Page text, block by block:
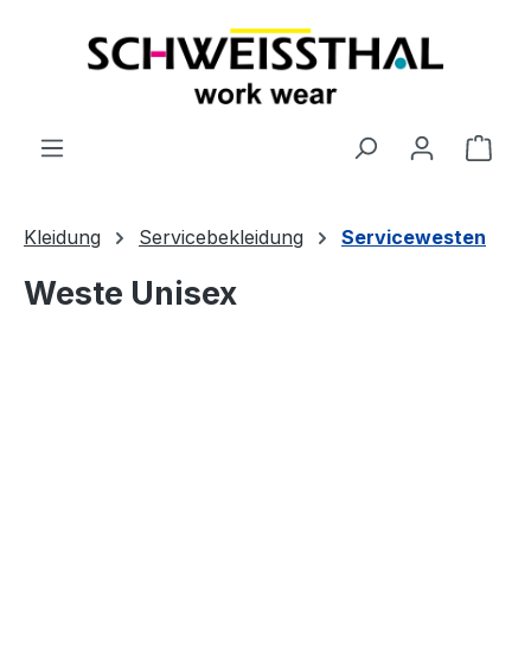
Kleidung Servicebekleidung Servicewesten
Weste Unisex